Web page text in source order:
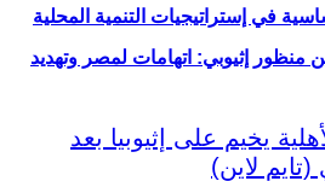
منظور إثيوبي: اتهامات لمصر وتهديد
في إستراتيجيات التنمية المحلية